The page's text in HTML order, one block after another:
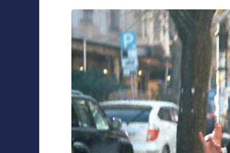
Réseaux Sociaux
Audiovisuel
Evènementiel
Edition et Littérature
Jeux Vidéo
Blogs
Webserie
WebDoc
Com’quiz
Créativité